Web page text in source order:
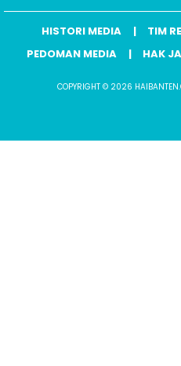
HISTORI MEDIA TIM
PEDOMAN MEDIA
HAK
COPYRIGHT © 2026